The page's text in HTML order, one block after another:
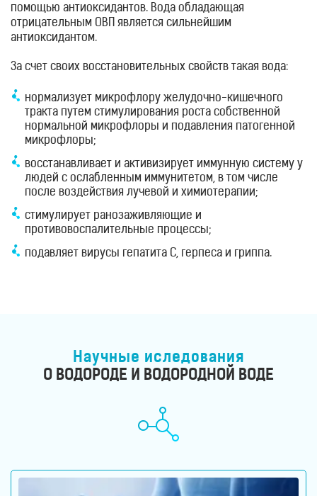
помощью антиоксидантов. Вода обладающая
отрицательным ОВП является сильнейшим
антиоксидантом.
За счет своих восстановительных свойств такая вода:
нормализует микрофлору желудочно-кишечного
тракта путем стимулирования роста собственной
нормальной микрофлоры и подавления патогенной
микрофлоры;
восстанавливает и активизирует иммунную систему у
людей с ослабленным иммунитетом, в том числе
после воздействия лучевой и химиотерапии;
стимулирует ранозаживляющие и
противовоспалительные процессы;
подавляет вирусы гепатита С, герпеса и гриппа.
Научные иследования
О ВОДОРОДЕ И ВОДОРОДНОЙ ВОДЕ